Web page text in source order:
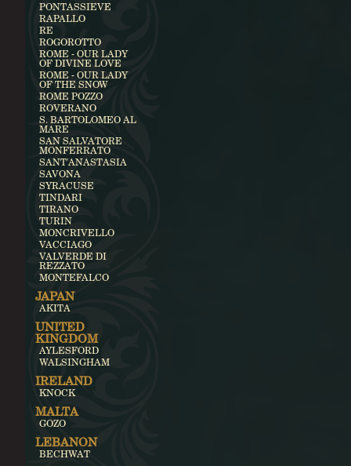
PONTASSIEVE
RAPALLO
RE
ROGOROTTO
ROME - OUR LADY
OF DIVINE LOVE
ROME - OUR LADY
OF THE SNOW
ROME POZZO
ROVERANO
S. BARTOLOMEO AL
MARE
SAN SALVATORE
MONFERRATO
SANT'ANASTASIA
SAVONA
SYRACUSE
TINDARI
TIRANO
TURIN
MONCRIVELLO
VACCIAGO
VALVERDE DI
REZZATO
MONTEFALCO
JAPAN
AKITA
UNITED
KINGDOM
AYLESFORD
WALSINGHAM
IRELAND
KNOCK
MALTA
GOZO
LEBANON
BECHWAT